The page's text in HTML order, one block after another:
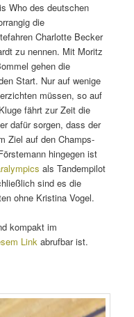
Who des deutschen
die
Charlotte Becker
zu nennen. Mit Moritz
gehen die
Start. Nur auf wenige
müssen, so auf
fährt zur Zeit die
dafür sorgen, dass der
Ziel auf den Champs-
hingegen ist
als Tandempilot
sind es die
ohne Kristina Vogel.
kompakt im
Link abrufbar ist.